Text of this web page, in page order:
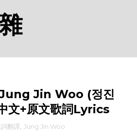
Jung Jin Woo (정진
文+原文歌詞Lyrics
翻譯 Jung Jin Woo